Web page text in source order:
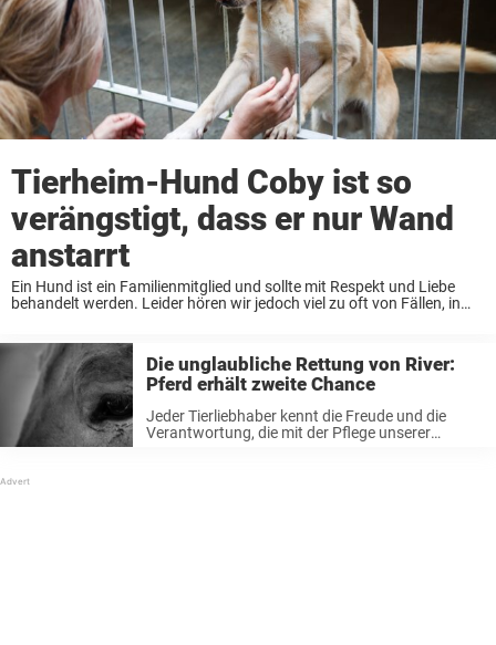
Tierheim-Hund Coby ist so
verängstigt, dass er nur Wand
anstarrt
Ein Hund ist ein Familienmitglied und sollte mit Respekt und Liebe
behandelt werden. Leider hören wir jedoch viel zu oft von Fällen, in
Die unglaubliche Rettung von River:
Pferd erhält zweite Chance
Jeder Tierliebhaber kennt die Freude und die
Verantwortung, die mit der Pflege unserer